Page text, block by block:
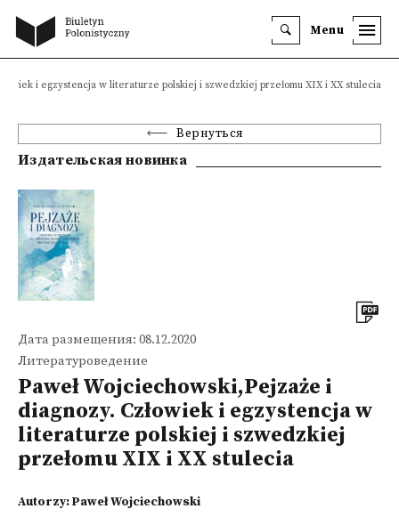
Menu
i egzystencja w literaturze polskiej i szwedzkiej przełomu XIX i XX stulecia
Вернуться
Издательская новинка
Дата размещения: 08.12.2020
Литературоведение
Paweł Wojciechowski,Pejzaże i
diagnozy. Człowiek i egzystencja w
literaturze polskiej i szwedzkiej
przełomu XIX i XX stulecia
Autorzy:Paweł Wojciechowski